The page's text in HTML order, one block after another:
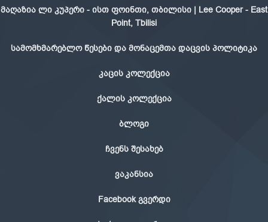
მაღაზია ლი კუპერი - ისთ ფოინთი, თბილისი | Lee Cooper - East
Point, Tbilisi
სამომხმარებლო წესები და მონაცემთა დაცვის პოლიტიკა
კაცის კოლექცია
ქალის კოლექცია
ბლოგი
ჩვენს შესახებ
ვაკანსია
Facebook გვერდი